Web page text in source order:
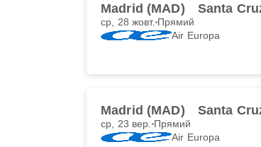
Madrid (MAD) Santa
ср, 28 жовт. Прямий
Air Europa
Madrid (MAD) Santa
ср, 23 вер. Прямий
Air Europa